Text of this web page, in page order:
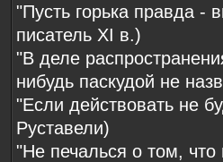
"Пусть горька правда -
писатель XI в.)
"В деле
нибудь паскудой не
"Если действовать не
Руставели)
"Не печалься о том, что